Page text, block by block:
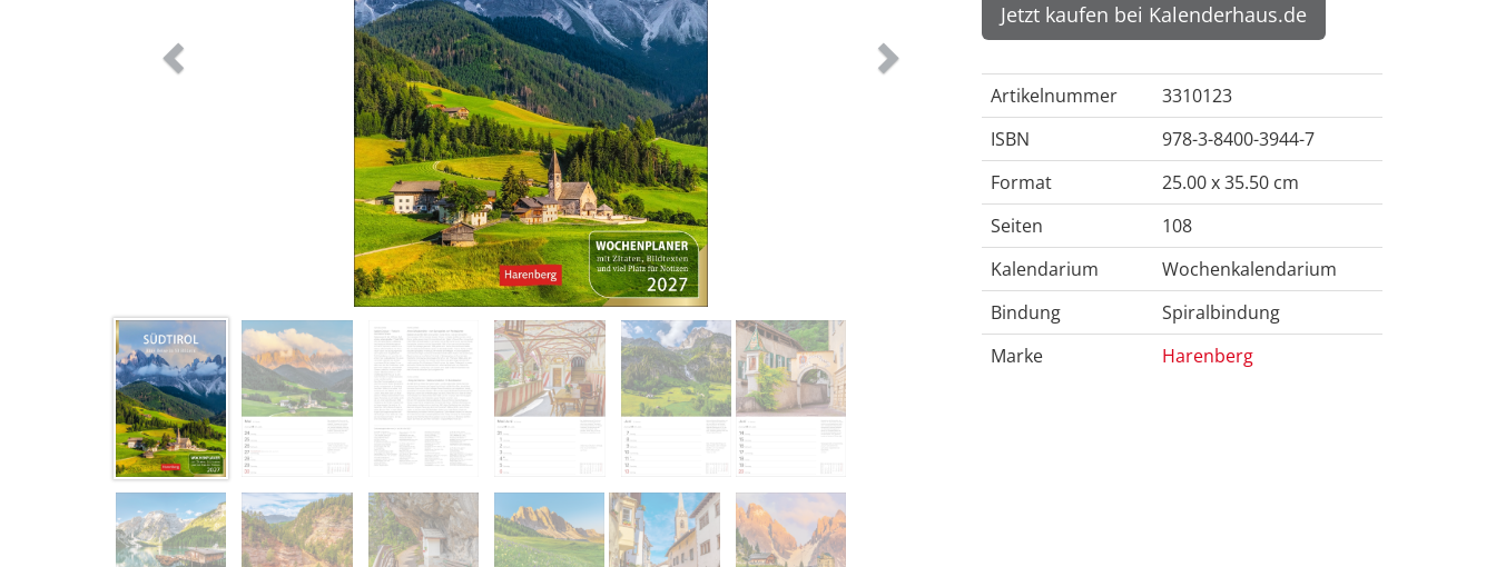
Jetzt kaufen bei Kalenderhaus.de
Artikelnummer
3310123
ISBN
978-3-8400-3944-7
Format
25.00 x 35.50 cm
Seiten
108
Kalendarium
Wochenkalendarium
Bindung
Spiralbindung
Marke
Harenberg